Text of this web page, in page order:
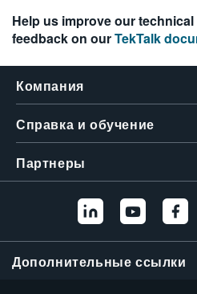
Help us improve our
feedback on ourTekTalk
Компания
Справка и обучение
Партнеры
Дополнительные ссылки